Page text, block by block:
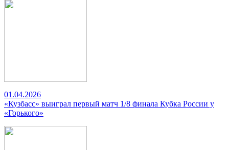
01.04.2026
«Кузбасс» выиграл первый матч 1/8 финала Кубка России у
«Горького»